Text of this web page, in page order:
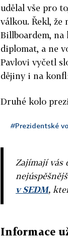
udělal vše pro
válkou. Řekl, že
Billboardem, na
diplomat, a ne
Pavlovi vyčetl
dějiny i na
Druhé kolo
#Prezidentské
Zajímají vás
v SEDM,
Informace